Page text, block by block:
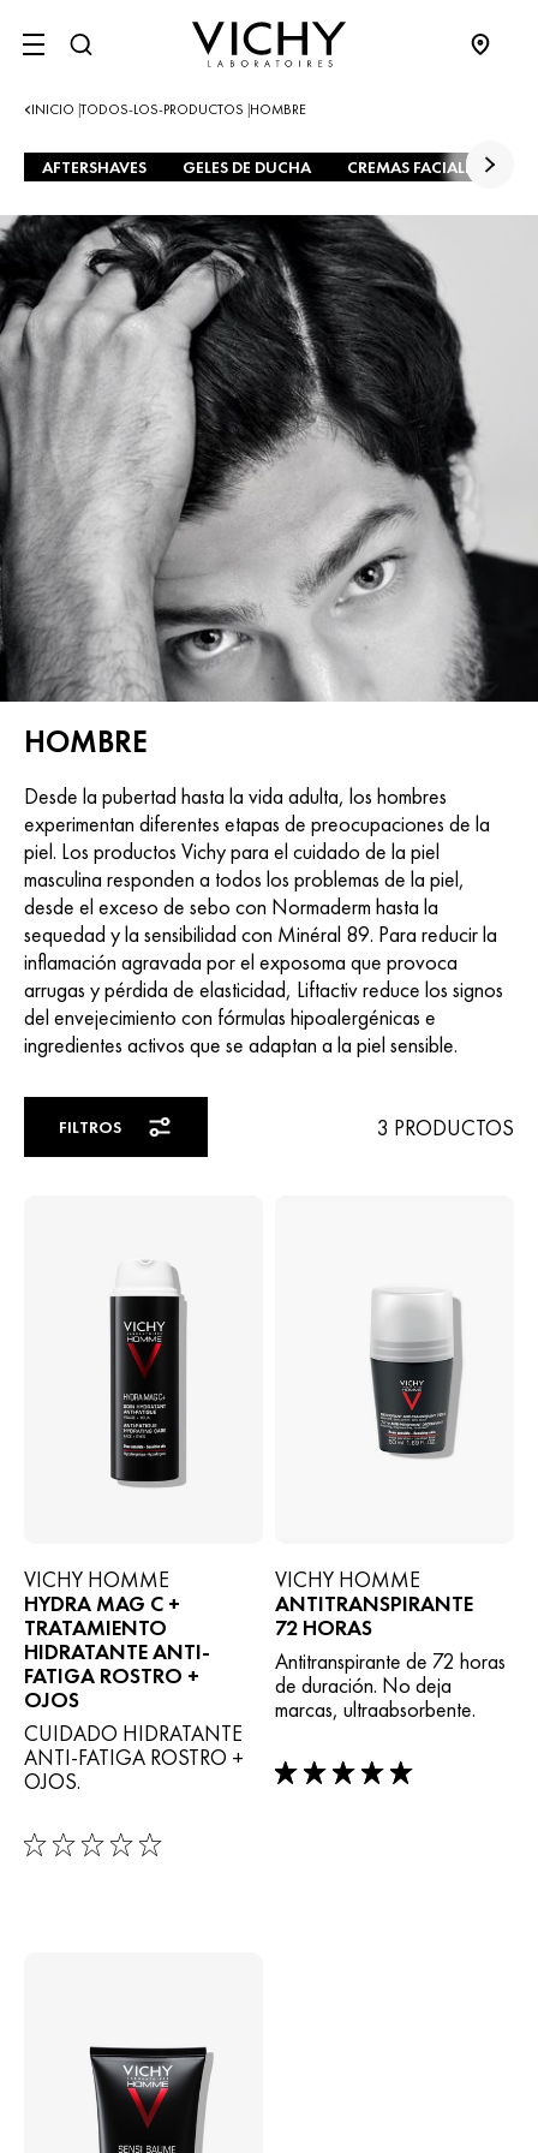
SITE MENU
INICIO TODOS-LOS-PRODUCTOS HOMBRE
AFTERSHAVES GELES DE DUCHA CREMAS FACIALES
HOMBRE
Desde la pubertad hasta la vida adulta, los hombres
experimentan diferentes etapas de preocupaciones de la
piel. Los productos Vichy para el cuidado de la piel
masculina responden a todos los problemas de la piel,
desde el exceso de sebo con Normaderm hasta la
sequedad y la sensibilidad con Minéral 89. Para reducir la
inflamación agravada por el exposoma que provoca
arrugas y pérdida de elasticidad, Liftactiv reduce los signos
del envejecimiento con fórmulas hipoalergénicas e
ingredientes activos que se adaptan a la piel sensible.
FILTROS 3 PRODUCTOS
VICHY HOMME
HYDRA MAG C +
TRATAMIENTO
HIDRATANTE ANTI-
FATIGA ROSTRO +
OJOS
CUIDADO HIDRATANTE
ANTI-FATIGA ROSTRO +
OJOS.
0/5
VICHY HOMME
ANTITRANSPIRANTE
72 HORAS
Antitranspirante de 72 horas
de duración. No deja
marcas, ultraabsorbente.
5/5